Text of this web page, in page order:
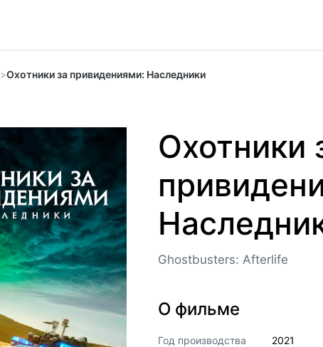
>Охотники за привидениями: Наследники
Охотники
Ghostbusters: Afterlife
О фильме
Год производства 2021